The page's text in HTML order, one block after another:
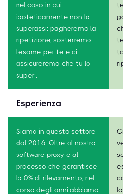
nel caso in cui
ipoteticamente non lo
superassi: pagheremo la
ripetizione, sosterremo
l'esame per te e ci
assicureremo che tu lo
superi.
Esperienza
Siamo in questo settore
dal 2016. Oltre al nostro
software proxy e al
processo che garantisce
lo 0% di rilevamento, nel
corso degli anni abbiamo